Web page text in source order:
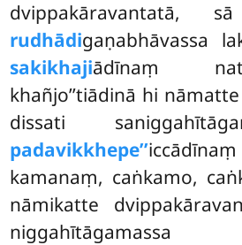
dvippakāravantatā,
rudhādigaṇabhāvassa
sakikhajiādīnaṃ
khañjo’’tiādinā hi
dissati
padavikkhepe’’
kamanaṃ, caṅkamo,
nāmikatte
niggahītāgamassa